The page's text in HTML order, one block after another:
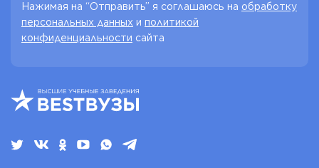
Нажимая на “Отправить” я соглашаюсь на обработку
персональных данных и политикой
конфиденциальности сайта